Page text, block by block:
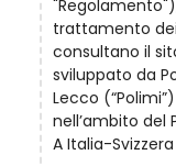
trattamento
consultano il
sviluppato da
Lecco
nell’ambito del
A Italia-